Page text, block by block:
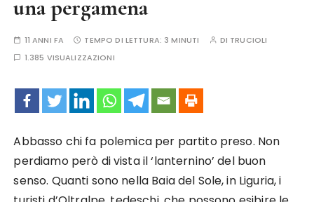
una pergamena
11 ANNI FA TEMPO DI LETTURA: 3 MINUTI DI TRUCIOLI
1.385 VISUALIZZAZIONI
Abbasso chi fa polemica per partito preso. Non
perdiamo però di vista il ‘lanternino’ del buon
senso. Quanti sono nella Baia del Sole, in Liguria, i